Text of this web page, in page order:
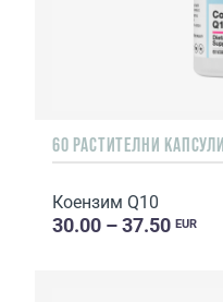
60 РАСТИТЕЛНИ КАПСУЛИ
Коензим Q10
30.00 – 37.50 EUR